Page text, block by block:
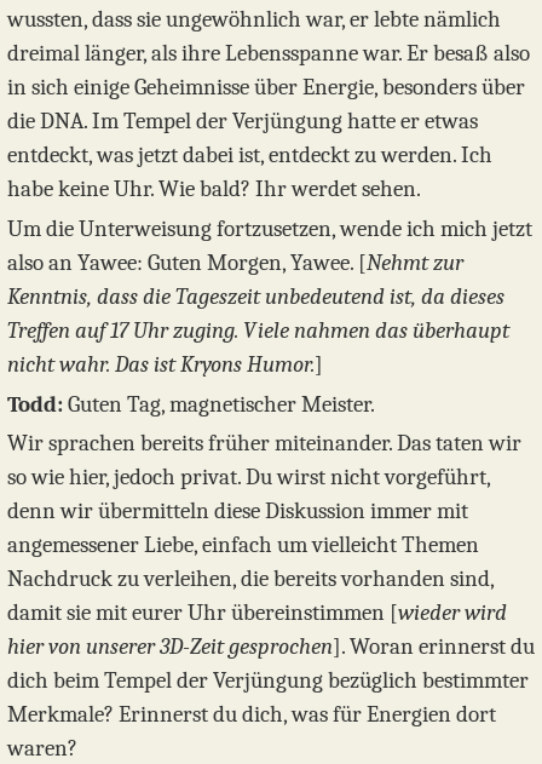
wussten, dass sie ungewöhnlich war, er lebte nämlich
dreimal länger, als ihre Lebensspanne war. Er besaß also
in sich einige Geheimnisse über Energie, besonders über
die DNA. Im Tempel der Verjüngung hatte er etwas
entdeckt, was jetzt dabei ist, entdeckt zu werden. Ich
habe keine Uhr. Wie bald? Ihr werdet sehen.
Um die Unterweisung fortzusetzen, wende ich mich jetzt
also an Yawee: Guten Morgen, Yawee. [Nehmt zur
Kenntnis, dass die Tageszeit unbedeutend ist, da dieses
Treffen auf 17 Uhr zuging. Viele nahmen das überhaupt
nicht wahr. Das ist Kryons Humor.]
Todd: Guten Tag, magnetischer Meister.
Wir sprachen bereits früher miteinander. Das taten wir
so wie hier, jedoch privat. Du wirst nicht vorgeführt,
denn wir übermitteln diese Diskussion immer mit
angemessener Liebe, einfach um vielleicht Themen
Nachdruck zu verleihen, die bereits vorhanden sind,
damit sie mit eurer Uhr übereinstimmen [wieder wird
hier von unserer 3D-Zeit gesprochen]. Woran erinnerst du
dich beim Tempel der Verjüngung bezüglich bestimmter
Merkmale? Erinnerst du dich, was für Energien dort
waren?